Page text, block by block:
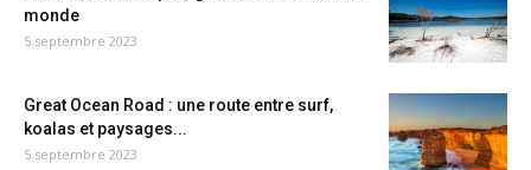
monde
5 septembre 2023
Great Ocean Road : une route entre surf,
koalas et paysages...
5 septembre 2023